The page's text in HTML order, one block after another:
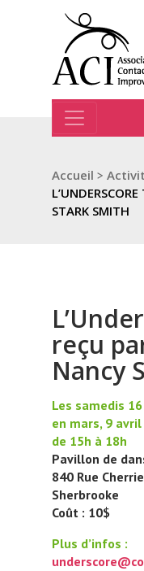
Accueil >
STARK SMITH
reçu
Nancy
Les samedis
en mars, 9
de 15h à 18h
Pavillon de
840 Rue
Sherbrooke
Coût : 10$
Plus d’infos :